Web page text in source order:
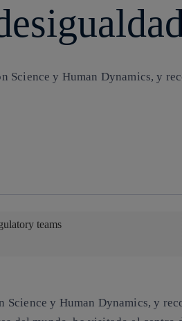
Science y Human Dynamics, y
teams
y Human Dynamics, y